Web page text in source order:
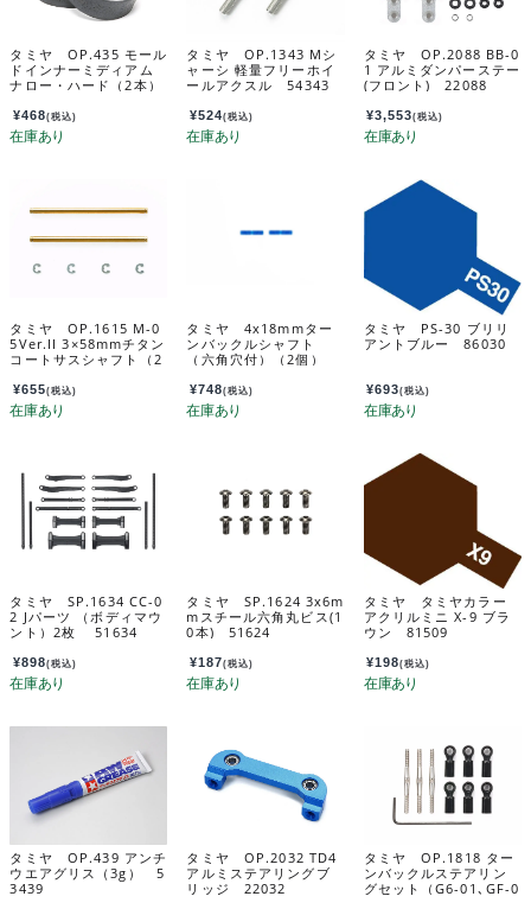
タミヤ OP.435 モール
ドインナーミディアム
ナロー・ハード（2本）
¥468(税込)
タミヤ OP.1343 Mシ
ャーシ 軽量フリーホイ
ールアクスル 54343
¥524(税込)
タミヤ OP.2088 BB-0
1 アルミダンパーステー
(フロント) 22088
¥3,553(税込)
タミヤ OP.1615 M-0
5Ver.II 3×58mmチタン
コートサスシャフト（2
¥655(税込)
タミヤ 4x18mmター
ンバックルシャフト
（六角穴付）（2個）
ーツ 19803327-000
¥748(税込)
タミヤ PS-30 ブリリ
アントブルー 86030
¥693(税込)
タミヤ SP.1634 CC-0
2 Jパーツ （ボディマウ
ント）2枚 51634
¥898(税込)
タミヤ SP.1624 3x6m
mスチール六角丸ビス(1
0本) 51624
¥187(税込)
タミヤ タミヤカラー
アクリルミニ X-9 ブラ
ウン 81509
¥198(税込)
タミヤ OP.439 アンチ
ウエアグリス（3g） 5
3439
タミヤ OP.2032 TD4
アルミステアリングブ
リッジ 22032
タミヤ OP.1818 ター
ンバックルステアリン
グセット（G6-01､GF-0